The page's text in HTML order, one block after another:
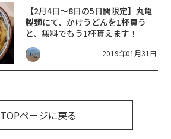
【2月4日～8日の5日間限定】丸亀
製麺にて、かけうどんを1杯買う
と、無料でもう1杯貰えます！
2019年01月31日
TOPページに戻る